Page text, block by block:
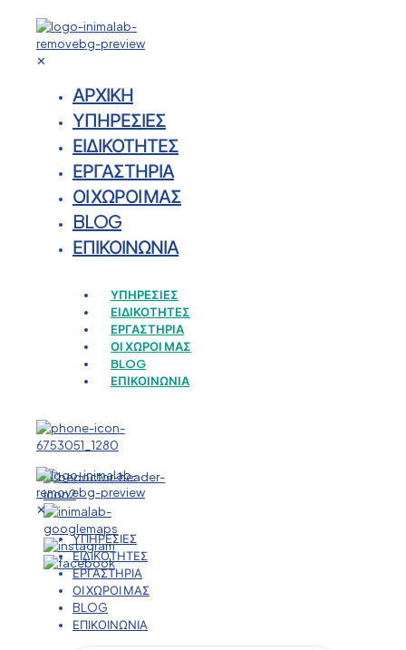
✕
ΑΡΧΙΚΗ
ΥΠΗΡΕΣΙΕΣ
ΕΙΔΙΚΟΤΗΤΕΣ
ΕΡΓΑΣΤΗΡΙΑ
ΟΙ ΧΩΡΟΙ ΜΑΣ
BLOG
ΕΠΙΚΟΙΝΩΝΙΑ
ΥΠΗΡΕΣΙΕΣ
ΕΙΔΙΚΟΤΗΤΕΣ
ΕΡΓΑΣΤΗΡΙΑ
ΟΙ ΧΩΡΟΙ ΜΑΣ
BLOG
ΕΠΙΚΟΙΝΩΝΙΑ
✕
ΥΠΗΡΕΣΙΕΣ
ΕΙΔΙΚΟΤΗΤΕΣ
ΕΡΓΑΣΤΗΡΙΑ
ΟΙ ΧΩΡΟΙ ΜΑΣ
BLOG
ΕΠΙΚΟΙΝΩΝΙΑ